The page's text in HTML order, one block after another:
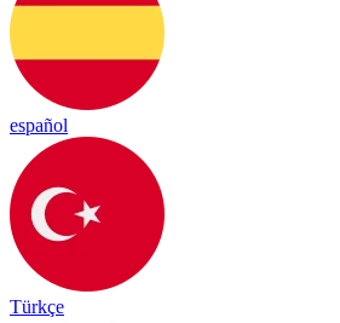
español
Türkçe